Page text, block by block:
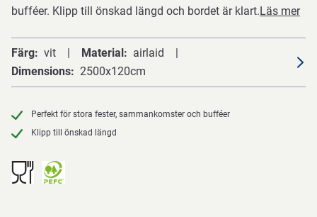
bufféer. Klipp till önskad längd och bordet är klart.Läs mer
Färg vit Material
airlaid
Dimensions
2500x120cm
Perfekt för stora fester, sammankomster och bufféer
Klipp till önskad längd